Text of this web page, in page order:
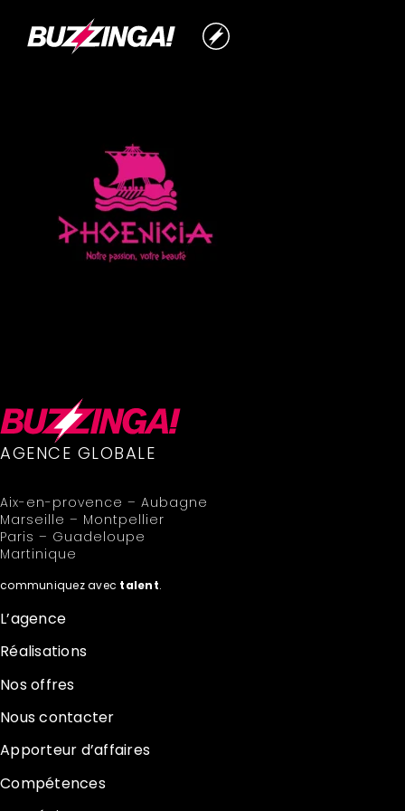
AGENCE GLOBALE
Aix-en-provence – Aubagne
Marseille – Montpellier
Paris – Guadeloupe
Martinique
communiquez avec talent.
L’agence
Réalisations
Nos offres
Nous contacter
Apporteur d’affaires
Compétences